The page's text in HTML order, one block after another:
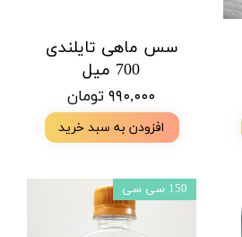
سس ماهی تایلندی
700 میل
۹۹۰,۰۰۰ تومان
افزودن به سبد خرید
150 سی سی